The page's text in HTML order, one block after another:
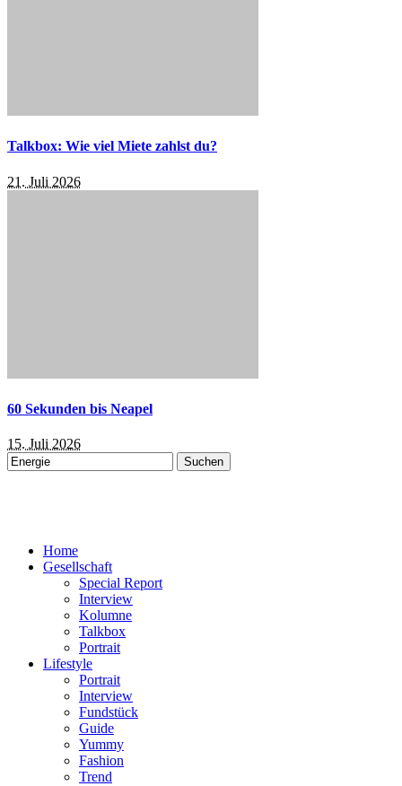
Talkbox: Wie viel Miete zahlst du?
21. Juli 2026
60 Sekunden bis Neapel
15. Juli 2026
Suchen
nach:
Home
Gesellschaft
Special Report
Interview
Kolumne
Talkbox
Portrait
Lifestyle
Portrait
Interview
Fundstück
Guide
Yummy
Fashion
Trend